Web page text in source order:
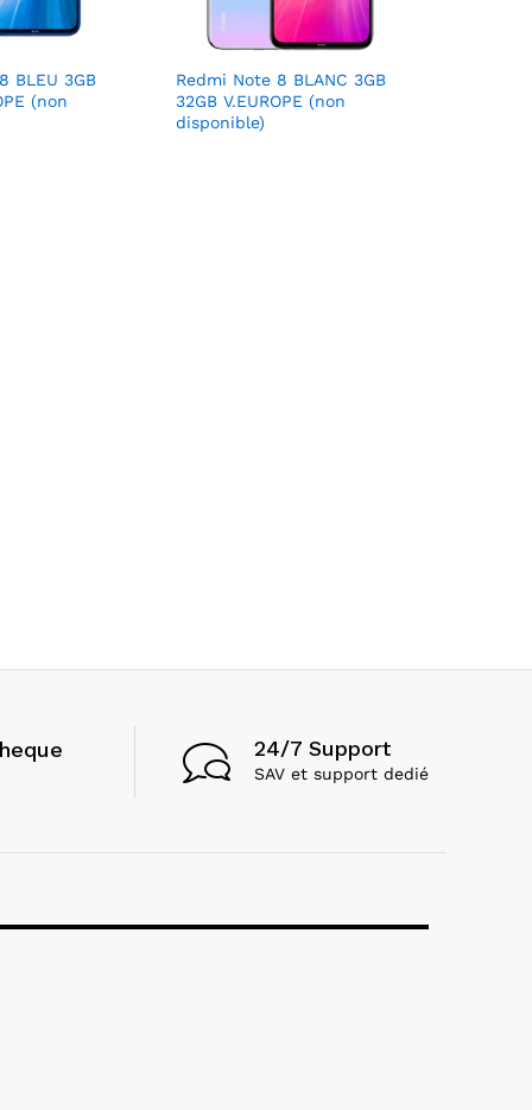
BLEU 3GB
(non
Redmi Note 8 BLANC 3GB
32GB V.EUROPE (non
disponible)
24/7 Support
SAV et support dedié